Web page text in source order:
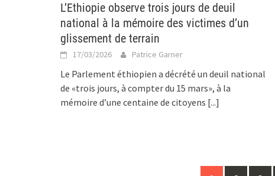
L’Ethiopie observe trois jours de deuil
national à la mémoire des victimes d’un
glissement de terrain
17/03/2026 Patrice Garner
Le Parlement éthiopien a décrété un deuil national
de «trois jours, à compter du 15 mars», à la
mémoire d’une centaine de citoyens [...]